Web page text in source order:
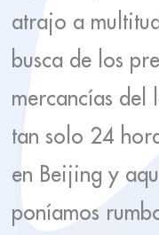
atrajo a
busca de los
mercancías del
tan solo 24
en Beijing y
poníamos